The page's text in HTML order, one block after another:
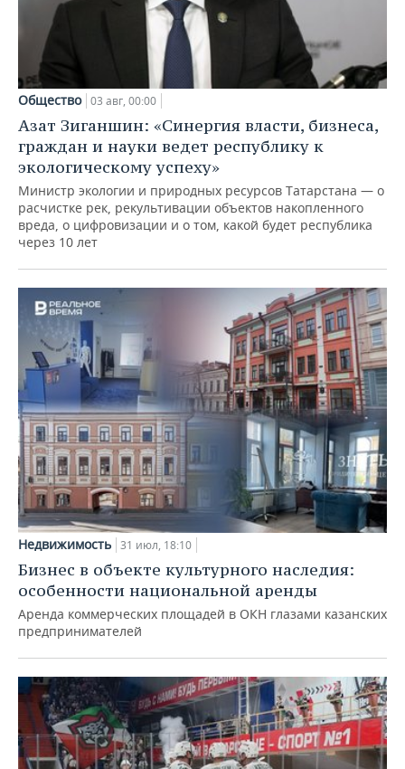
Общество 03 авг, 00:00
Азат Зиганшин: «Синергия власти, бизнеса,
граждан и науки ведет республику к
экологическому успеху»
Министр экологии и природных ресурсов Татарстана — о
расчистке рек, рекультивации объектов накопленного
вреда, о цифровизации и о том, какой будет республика
через 10 лет
Недвижимость 31 июл, 18:10
Бизнес в объекте культурного наследия:
особенности национальной аренды
Аренда коммерческих площадей в ОКН глазами казанских
предпринимателей